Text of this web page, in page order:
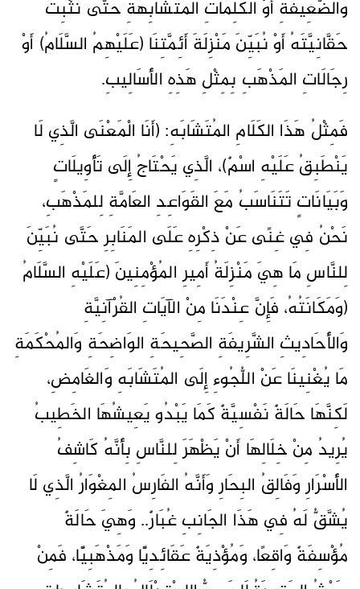
وَالضَّعِيفَةِ أَوْ الكَلِمَاتِ المُتَشَابِهَةِ حَتَّى نُثْبِتَ
حَقَّانِيَّتَهُ أَوْ نُبَيِّنَ مَنْزِلَةَ أَئِمَّتِنَا (عَلَيْهِمُ السَّلَامُ) أَوْ
رِجَالَاتِ المَذْهَبِ بِمِثْلِ هَذِهِ الأَسَالِيبِ.
فَمِثْلُ هَذَا الكَلَامِ المُتَشَابَهِ: (أَنَا الْمَعْنَى الَّذِي لَا
يَنْطَبِقُ عَلَيْهِ اسْمٌ)، الَّذِي يَحْتَاجُ إِلَى تَأْوِيلَاتٍ
وَبَيَانَاتٍ تَتَنَاسَبُ مَعَ القَوَاعِدِ العَامَّةِ لِلمَذْهَبِ،
نَحْنُ فِي غِنًى عَنْ ذِكْرِهِ عَلَى المَنَابِرِ حَتَّى نُبَيِّنَ
لِلنَّاسِ مَا هِيَ مَنْزِلَةُ أَمِيرِ المُؤْمِنِينَ (عَلَيْهِ السَّلَامُ
(وَمَكَانَتُهُ، فَإِنَّ عِنْدَنَا مِنْ الآيَاتِ القُرْآنِيَّةِ
وَالأَحَادِيثِ الشَّرِيفَةِ الصَّحِيحَةِ الوَاضِحَةِ وَالمُحْكَمَةِ
مَا يُغْنِينَا عَنْ اللُّجُوءِ إِلَى المُتَشَابَهِ وَالغَامِضِ،
لَكِنَّهَا حَالَةٌ نَفْسِيَّةٌ كَمَا يَبْدُو يَعِيشُهَا الخَطِيبُ
يُرِيدُ مِنْ خِلَالِهَا أَنْ يَظْهَرَ لِلنَّاسِ بِأَنَّهُ كَاشِفُ
الأَسْرَارِ وَفَالِقُ البِحَارِ وَأَنَّهُ الفَارِسُ المِغْوَارُ الَّذِي لَا
يُشَّقُّ لَهُ فِي هَذَا الجَانِبِ غُبَارٌ.. وَهِيَ حَالَةٌ
مُؤْسِفَةٌ وَاقِعًا، وَمُؤْذِيَةٌ عَقَائِدِيًّا وَمَذْهَبِيًّا، فَمِنْ